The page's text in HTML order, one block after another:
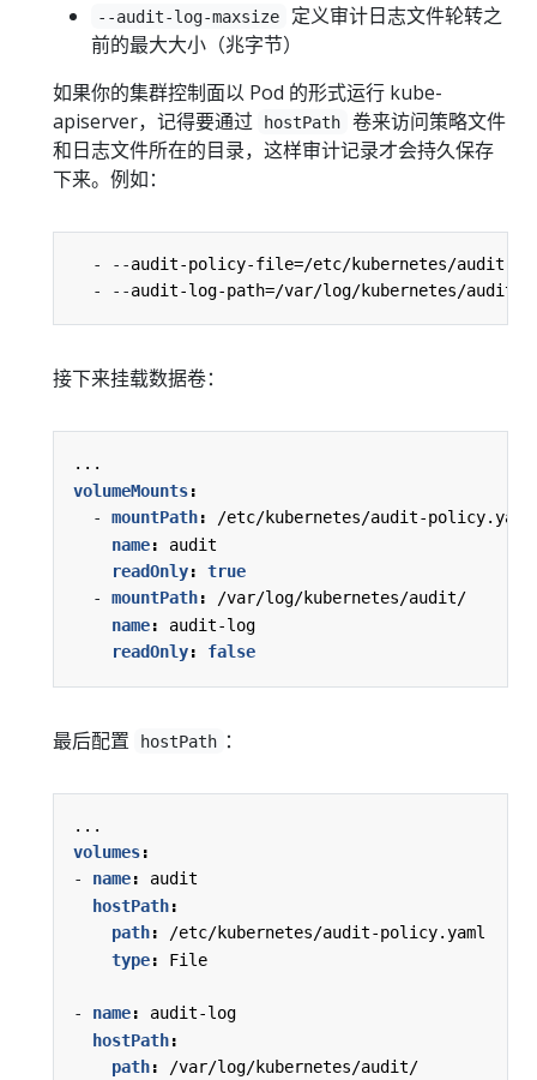
--audit-log-maxsize
定义审计日志文件轮转之
前的最大大小（兆字节）
如果你的集群控制面以 Pod 的形式运行 kube-
apiserver，记得要通过
hostPath
卷来访问策略文件
和日志文件所在的目录，这样审计记录才会持久保存
下来。例如：
- --audit-policy-file=/etc/kubernetes/audit-
- --audit-log-path=/var/log/kubernetes/audit/
接下来挂载数据卷：
...
volumeMounts:
- mountPath:
/etc/kubernetes/audit-policy.yaml
name:
audit
readOnly:
true
- mountPath:
/var/log/kubernetes/audit/
name:
audit-log
readOnly: false
最后配置 hostPath ：
...
volumes:
- name:
audit
hostPath:
path:
/etc/kubernetes/audit-policy.yaml
type: File
- name:
audit-log
hostPath:
path: /var/log/kubernetes/audit/